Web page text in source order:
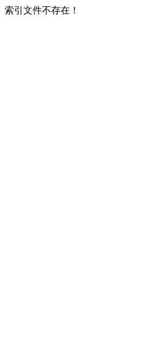
索引文件不存在！